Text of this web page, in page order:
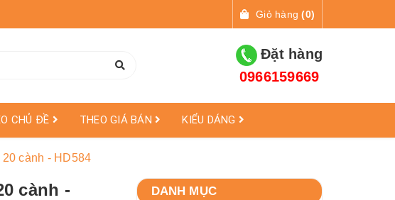
Giỏ hàng (0)
Đặt hàng
0966159669
CHỦ ĐỀ THEO GIÁ BÁN KIỂU DÁNG
cành - HD584
cành -
DANH MỤC